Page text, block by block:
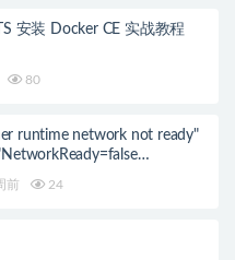
安装 Docker CE 实战教程
80
runtime network not ready"
前 24